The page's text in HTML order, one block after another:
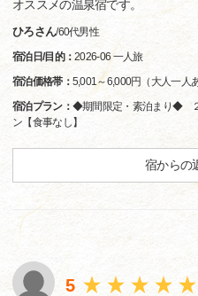
オススメの温泉宿です。
ひろさん/60代男性
宿泊日/目的：2026-06 一人旅
宿泊価格帯： 5,001～6,000円（大人一人
宿泊プラン： ◆期間限定・素泊まり◆ ２
ン【食事なし】
宿からの
5